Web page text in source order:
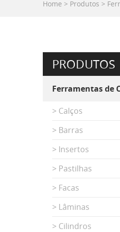
Home > Produtos >
PRODUTOS
Ferramentas de
> Calços
> Barras
> Insertos
> Pastilhas
> Facas
> Lâminas
> Cilindros